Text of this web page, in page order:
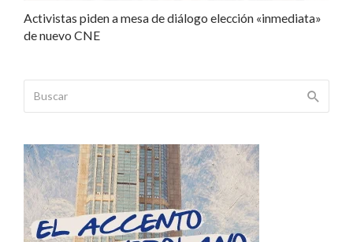
Activistas piden a mesa de diálogo elección «inmediata»
de nuevo CNE